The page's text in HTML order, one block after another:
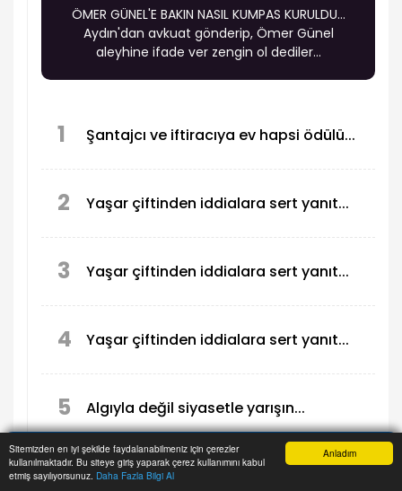
Anladım
Sitemizden en iyi şekilde faydalanabilmeniz için çerezler
kullanılmaktadır. Bu siteye giriş yaparak çerez kullanımını kabul
etmiş sayılıyorsunuz. Daha Fazla Bilgi Al
ÖMER GÜNEL'E BAKIN NASIL KUMPAS KURULDU…
Aydın'dan avkuat gönderip, Ömer Günel
aleyhine ifade ver zengin ol dediler...
1 Şantajcı ve iftiracıya ev hapsi ödülü...
2 Yaşar çiftinden iddialara sert yanıt...
3 Yaşar çiftinden iddialara sert yanıt...
4 Yaşar çiftinden iddialara sert yanıt...
5 Algıyla değil siyasetle yarışın...
Anasayfa Haber Ara İhbar Hattı Menu